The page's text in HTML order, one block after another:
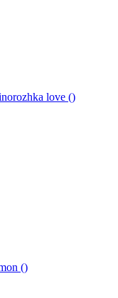
love ()
()